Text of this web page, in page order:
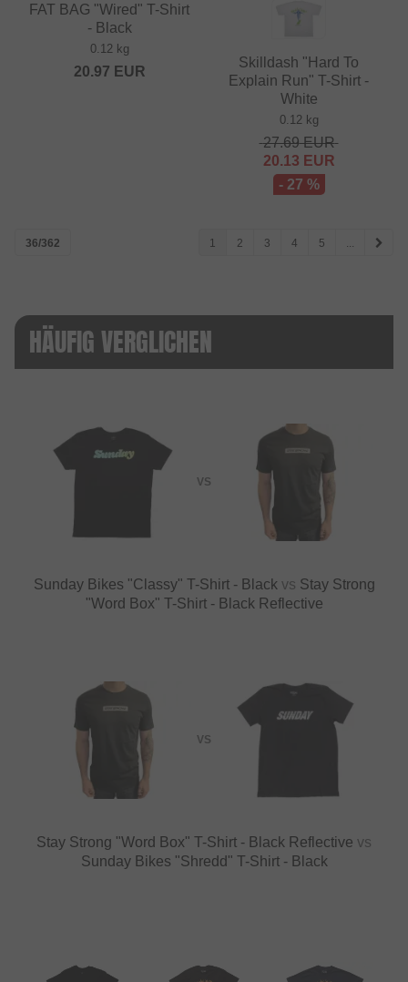
FAT BAG "Wired" T-Shirt
- Black
0.12 kg
20.97 EUR
Skilldash "Hard To
Explain Run" T-Shirt -
White
0.12 kg
27.69EUR
20.13 EUR
- 27 %
36/362 1 2 3 4 5
HÄUFIG VERGLICHEN
VS
Sunday Bikes "Classy" T-Shirt - Black vs Stay Strong
"Word Box" T-Shirt - Black Reflective
VS
Stay Strong "Word Box" T-Shirt - Black Reflective vs
Sunday Bikes "Shredd" T-Shirt - Black